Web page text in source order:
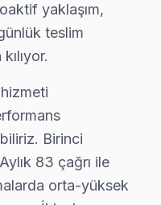
yazılım güncelleme
bu marka
semptomlarını
ESR ölçer ile elektronik
mi, anakart mı, güç
olmadan işlem
yaklaşım,
teslim
Birinci
83 çağrı ile
orta-yüksek